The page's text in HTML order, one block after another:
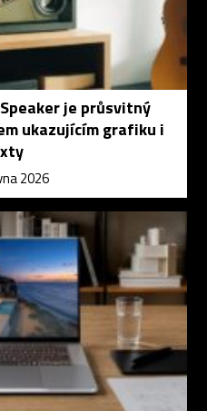
je průsvitný
ukazujícím grafiku i
2026